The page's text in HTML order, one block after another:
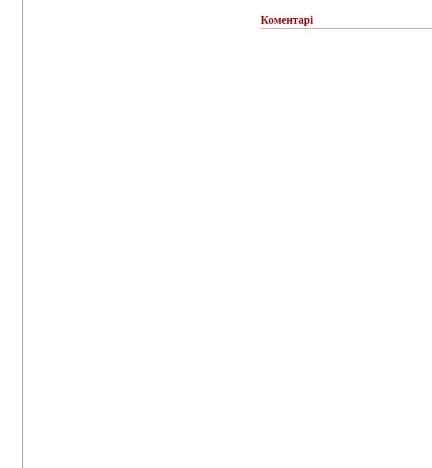
Коментарі